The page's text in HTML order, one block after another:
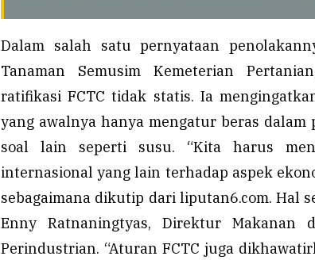
Dalam salah satu pernyataan
Tanaman Semusim Kemeterian
ratifikasi FCTC tidak statis. Ia
yang awalnya hanya mengatur beras
soal lain seperti susu. “Kita harus
internasional yang lain terhadap aspek
sebagaimana dikutip dari liputan6.com. Hal
Enny Ratnaningtyas, Direktur Makanan
Perindustrian. “Aturan FCTC juga